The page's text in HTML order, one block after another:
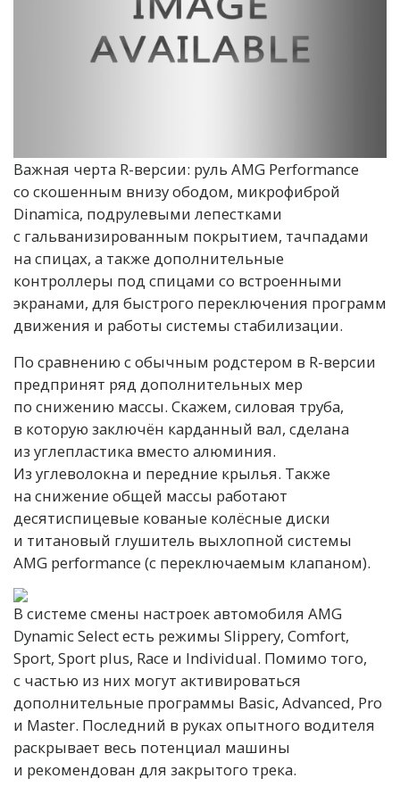
Важная черта R-версии: руль AMG Performance
со скошенным внизу ободом, микрофиброй
Dinamica, подрулевыми лепестками
с гальванизированным покрытием, тачпадами
на спицах, а также дополнительные
контроллеры под спицами со встроенными
экранами, для быстрого переключения программ
движения и работы системы стабилизации.
По сравнению с обычным родстером в R-версии
предпринят ряд дополнительных мер
по снижению массы. Скажем, силовая труба,
в которую заключён карданный вал, сделана
из углепластика вместо алюминия.
Из углеволокна и передние крылья. Также
на снижение общей массы работают
десятиспицевые кованые колёсные диски
и титановый глушитель выхлопной системы
AMG performance (с переключаемым клапаном).
В системе смены настроек автомобиля AMG
Dynamic Select есть режимы Slippery, Comfort,
Sport, Sport plus, Race и Individual. Помимо того,
с частью из них могут активироваться
дополнительные программы Basic, Advanced, Pro
и Master. Последний в руках опытного водителя
раскрывает весь потенциал машины
и рекомендован для закрытого трека.